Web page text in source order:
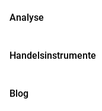
Analyse
Handelsinstrumente
Blog